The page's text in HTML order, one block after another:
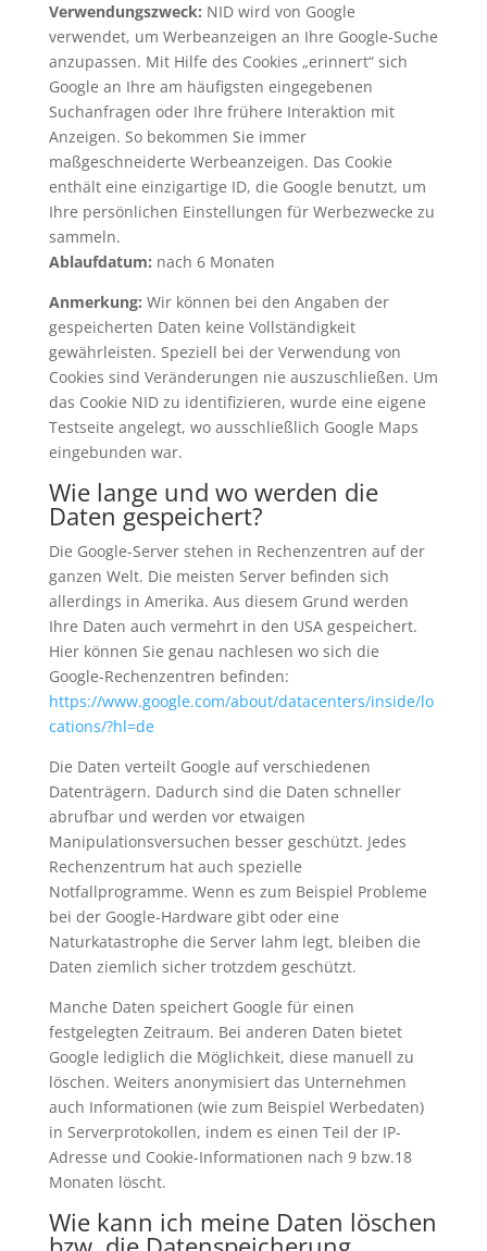
Verwendungszweck: NID wird von Google
verwendet, um Werbeanzeigen an Ihre Google-Suche
anzupassen. Mit Hilfe des Cookies „erinnert“ sich
Google an Ihre am häufigsten eingegebenen
Suchanfragen oder Ihre frühere Interaktion mit
Anzeigen. So bekommen Sie immer
maßgeschneiderte Werbeanzeigen. Das Cookie
enthält eine einzigartige ID, die Google benutzt, um
Ihre persönlichen Einstellungen für Werbezwecke zu
sammeln.
Ablaufdatum: nach 6 Monaten
Anmerkung: Wir können bei den Angaben der
gespeicherten Daten keine Vollständigkeit
gewährleisten. Speziell bei der Verwendung von
Cookies sind Veränderungen nie auszuschließen. Um
das Cookie NID zu identifizieren, wurde eine eigene
Testseite angelegt, wo ausschließlich Google Maps
eingebunden war.
Wie lange und wo werden die
Daten gespeichert?
Die Google-Server stehen in Rechenzentren auf der
ganzen Welt. Die meisten Server befinden sich
allerdings in Amerika. Aus diesem Grund werden
Ihre Daten auch vermehrt in den USA gespeichert.
Hier können Sie genau nachlesen wo sich die
Google-Rechenzentren befinden:
https://www.google.com/about/datacenters/inside/lo
cations/?hl=de
Die Daten verteilt Google auf verschiedenen
Datenträgern. Dadurch sind die Daten schneller
abrufbar und werden vor etwaigen
Manipulationsversuchen besser geschützt. Jedes
Rechenzentrum hat auch spezielle
Notfallprogramme. Wenn es zum Beispiel Probleme
bei der Google-Hardware gibt oder eine
Naturkatastrophe die Server lahm legt, bleiben die
Daten ziemlich sicher trotzdem geschützt.
Manche Daten speichert Google für einen
festgelegten Zeitraum. Bei anderen Daten bietet
Google lediglich die Möglichkeit, diese manuell zu
löschen. Weiters anonymisiert das Unternehmen
auch Informationen (wie zum Beispiel Werbedaten)
in Serverprotokollen, indem es einen Teil der IP-
Adresse und Cookie-Informationen nach 9 bzw.18
Monaten löscht.
Wie kann ich meine Daten löschen